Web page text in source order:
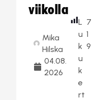
viikolla
Mika
Hilska
04.08.
2026
L
u
k
u
k
e
rt
7
1
9